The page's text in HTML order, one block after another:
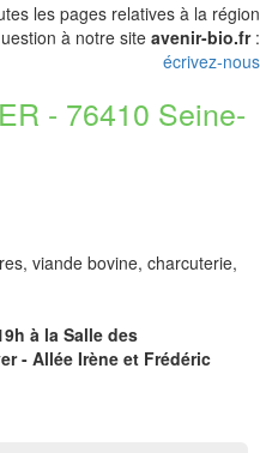
les pages relatives à la région
à notre site avenir-bio.fr:
écrivez-nous
- 76410 Seine-
viande bovine, charcuterie,
à la Salle des
- Allée Irène et Frédéric